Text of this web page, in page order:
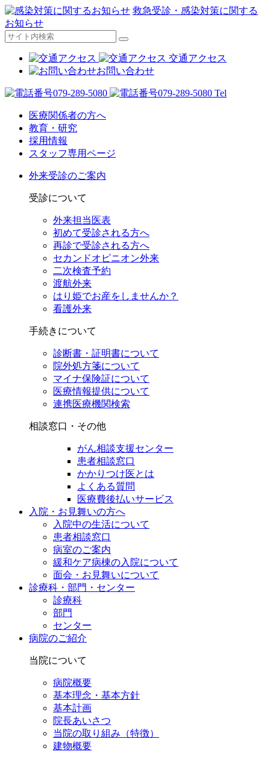
救急受診・感染対策に関する
お知らせ
交通アクセス
お問い合わせ
Tel
医療関係者の方へ
教育・研究
採用情報
スタッフ専用ページ
外来受診のご案内
受診について
外来担当医表
初めて受診される方へ
再診で受診される方へ
セカンドオピニオン外来
二次検査予約
渡航外来
はり姫でお産をしませんか？
看護外来
手続きについて
診断書・証明書について
院外処方箋について
マイナ保険証について
医療情報提供について
連携医療機関検索
相談窓口・その他
がん相談支援センター
患者相談窓口
かかりつけ医とは
よくある質問
医療費後払いサービス
入院・お見舞いの方へ
入院中の生活について
患者相談窓口
病室のご案内
緩和ケア病棟の入院について
面会・お見舞いについて
診療科・部門・センター
診療科
部門
センター
病院のご紹介
当院について
病院概要
基本理念・基本方針
基本計画
院長あいさつ
当院の取り組み（特徴）
建物概要